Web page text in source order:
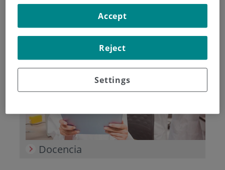
Unidad de Neuro-Rehabilitación
Docencia
Settings
Reject
Accept